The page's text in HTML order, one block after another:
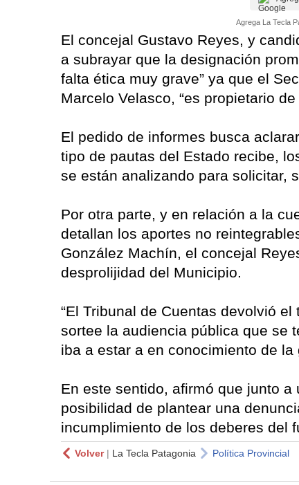
Agrega La Tecla
El concejal Gustavo Reyes, y
a subrayar que la designación
falta ética muy grave” ya que el
Marcelo Velasco, “es propietario
El pedido de informes busca
tipo de pautas del Estado recibe,
se están analizando para solicitar,
Por otra parte, y en relación a la
detallan los aportes no
González Machín, el concejal
desprolijidad del Municipio.
“El Tribunal de Cuentas devolvió
sortee la audiencia pública que se
iba a estar a en conocimiento de
En este sentido, afirmó que junto
posibilidad de plantear una
incumplimiento de los deberes del
Volver| La Tecla Patagonia Política Provincial